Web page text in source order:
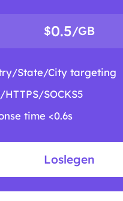
$0.5/GB
State/City targeting
HTTPS/SOCKS5
time <0.6s
Loslegen